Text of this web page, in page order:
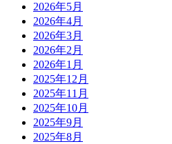
2026年5月
2026年4月
2026年3月
2026年2月
2026年1月
2025年12月
2025年11月
2025年10月
2025年9月
2025年8月